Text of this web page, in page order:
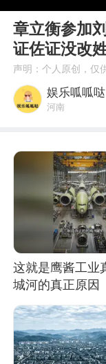
章立衡参加
证佐证没改
声明：个人原创，仅
娱乐呱呱哒
河南
这就是鹰酱工业
城河的真正原因